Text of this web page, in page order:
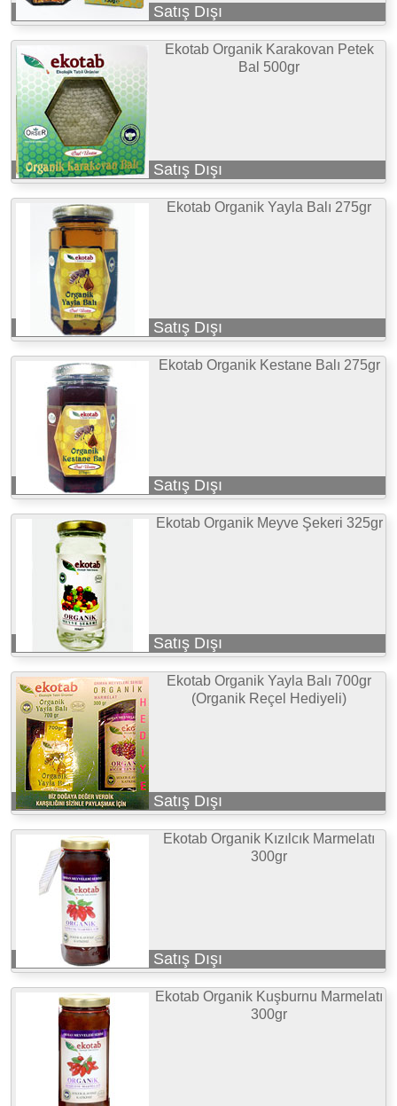
Satış Dışı
Ekotab Organik Karakovan Petek
Bal 500gr
Satış Dışı
Ekotab Organik Yayla Balı 275gr
Satış Dışı
Ekotab Organik Kestane Balı 275gr
Satış Dışı
Ekotab Organik Meyve Şekeri 325gr
Satış Dışı
Ekotab Organik Yayla Balı 700gr
(Organik Reçel Hediyeli)
Satış Dışı
Ekotab Organik Kızılcık Marmelatı
300gr
Satış Dışı
Ekotab Organik Kuşburnu Marmelatı
300gr